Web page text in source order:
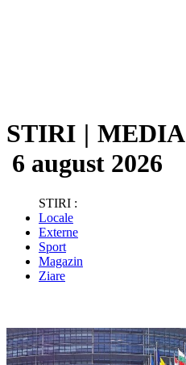
STIRI | MEDIA
6 august 2026
STIRI :
Locale
Externe
Sport
Magazin
Ziare